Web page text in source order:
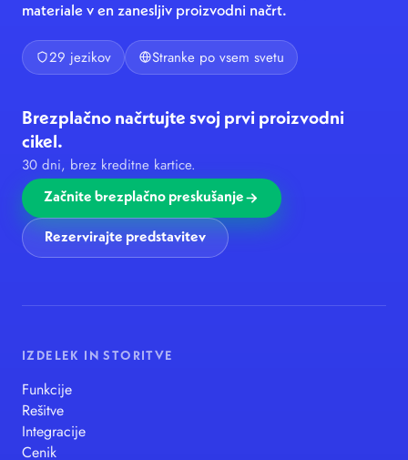
materiale v en zanesljiv proizvodni načrt.
29 jezikov Stranke po vsem svetu
Brezplačno načrtujte svoj prvi proizvodni
cikel.
30 dni, brez kreditne kartice.
Začnite brezplačno preskušanje
Rezervirajte predstavitev
IZDELEK IN STORITVE
Funkcije
Rešitve
Integracije
Cenik